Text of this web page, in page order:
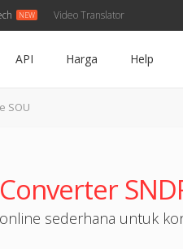
Video Translator
API Harga Help
SOU
Converter
sederhana untuk